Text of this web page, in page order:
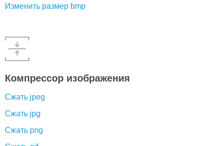
Изменить размер bmp
Компрессор изображения
Сжать jpeg
Сжать jpg
Сжать png